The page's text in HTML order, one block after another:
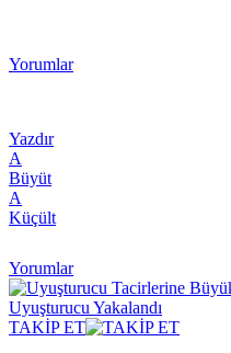
Yorumlar
Yazdır
A
Büyüt
A
Küçült
Yorumlar
TAKİP ET